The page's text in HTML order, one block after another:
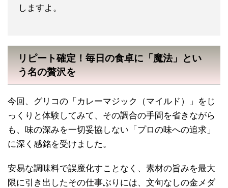
しますよ。
リピート確定！毎日の食卓に「魔法」とい
う名の贅沢を
今回、グリコの「カレーマジック（マイルド）」をじ
っくりと体験してみて、その調合の手間を省きながら
も、味の深みを一切妥協しない「プロの味への追求」
に深く感銘を受けました。
安易な調味料で誤魔化すことなく、素材の旨みを最大
限に引き出したその仕事ぶりには、文句なしの金メダ